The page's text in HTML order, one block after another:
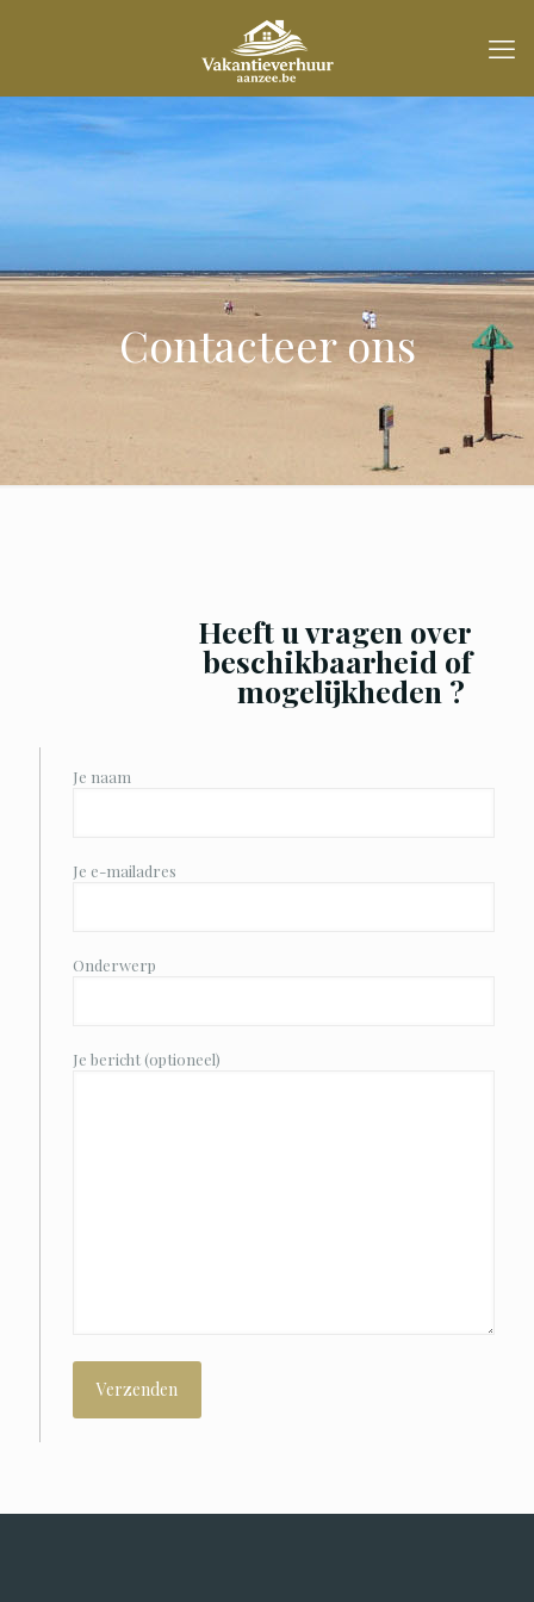
Contacteer ons
Heeft u vragen over
beschikbaarheid of
mogelijkheden ?
Je naam
Je e-mailadres
Onderwerp
Je bericht (optioneel)